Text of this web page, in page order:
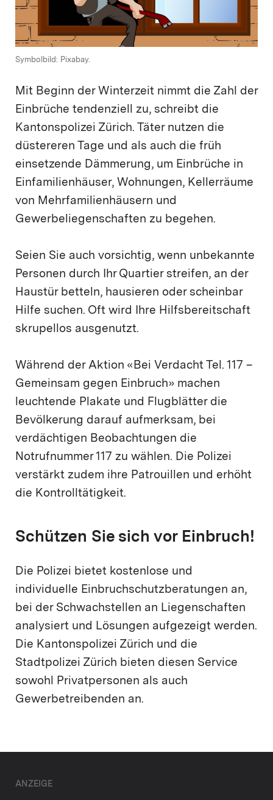
Symbolbild: Pixabay.
Mit Beginn der Winterzeit nimmt die Zahl der
Einbrüche tendenziell zu, schreibt die
Kantonspolizei Zürich. Täter nutzen die
düstereren Tage und als auch die früh
einsetzende Dämmerung, um Einbrüche in
Einfamilienhäuser, Wohnungen, Kellerräume
von Mehrfamilienhäusern und
Gewerbeliegenschaften zu begehen.
Seien Sie auch vorsichtig, wenn unbekannte
Personen durch Ihr Quartier streifen, an der
Haustür betteln, hausieren oder scheinbar
Hilfe suchen. Oft wird Ihre Hilfsbereitschaft
skrupellos ausgenutzt.
Während der Aktion «Bei Verdacht Tel. 117 –
Gemeinsam gegen Einbruch» machen
leuchtende Plakate und Flugblätter die
Bevölkerung darauf aufmerksam, bei
verdächtigen Beobachtungen die
Notrufnummer 117 zu wählen. Die Polizei
verstärkt zudem ihre Patrouillen und erhöht
die Kontrolltätigkeit.
Schützen Sie sich vor Einbruch!
Die Polizei bietet kostenlose und
individuelle Einbruchschutzberatungen an,
bei der Schwachstellen an Liegenschaften
analysiert und Lösungen aufgezeigt werden.
Die Kantonspolizei Zürich und die
Stadtpolizei Zürich bieten diesen Service
sowohl Privatpersonen als auch
Gewerbetreibenden an.
ANZEIGE